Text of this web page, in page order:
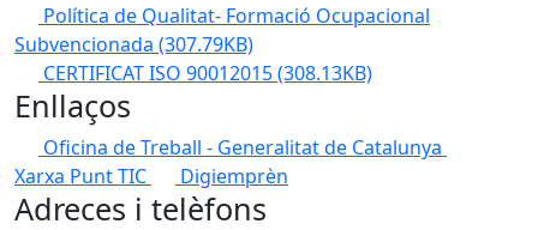
Política de Qualitat- Formació Ocupacional
Subvencionada (307.79KB)
CERTIFICAT ISO 90012015(308.13KB)
Enllaços
Oficina de Treball - Generalitat de Catalunya
Xarxa Punt TIC
Digiemprèn
Adreces i telèfons